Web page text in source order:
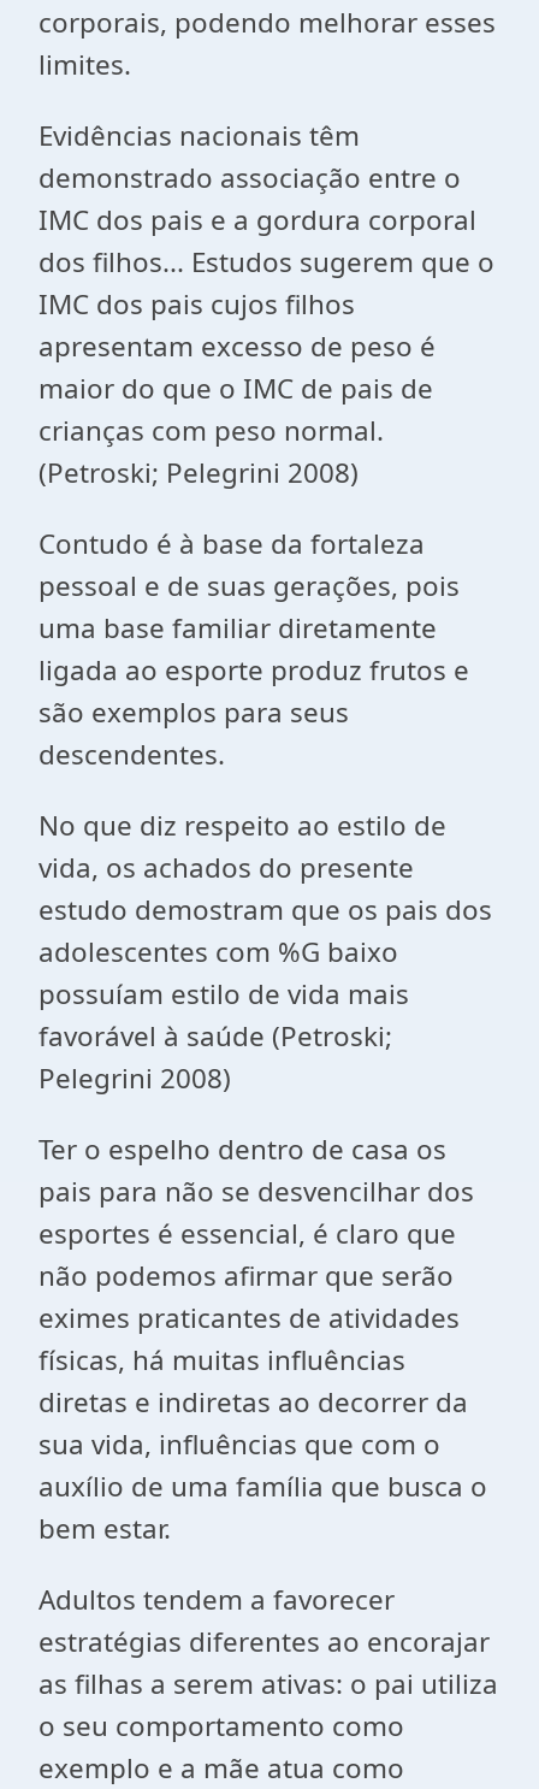
corporais, podendo melhorar esses
limites.
Evidências nacionais têm
demonstrado associação entre o
IMC dos pais e a gordura corporal
dos filhos... Estudos sugerem que o
IMC dos pais cujos filhos
apresentam excesso de peso é
maior do que o IMC de pais de
crianças com peso normal.
(Petroski; Pelegrini 2008)
Contudo é à base da fortaleza
pessoal e de suas gerações, pois
uma base familiar diretamente
ligada ao esporte produz frutos e
são exemplos para seus
descendentes.
No que diz respeito ao estilo de
vida, os achados do presente
estudo demostram que os pais dos
adolescentes com %G baixo
possuíam estilo de vida mais
favorável à saúde (Petroski;
Pelegrini 2008)
Ter o espelho dentro de casa os
pais para não se desvencilhar dos
esportes é essencial, é claro que
não podemos afirmar que serão
eximes praticantes de atividades
físicas, há muitas influências
diretas e indiretas ao decorrer da
sua vida, influências que com o
auxílio de uma família que busca o
bem estar.
Adultos tendem a favorecer
estratégias diferentes ao encorajar
as filhas a serem ativas: o pai utiliza
o seu comportamento como
exemplo e a mãe atua como